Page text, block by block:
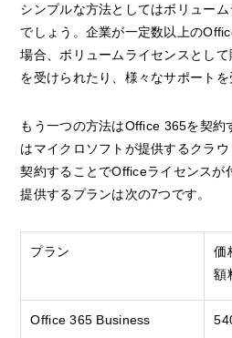
シンプルな方法としてはボリュー
でしょう。企業が一定数以上の
場合、ボリュームライセンスとし
を受けられたり、様々なサポートを
もう一つの方法はOffice 365を契
はマイクロソフトが提供するクラウ
契約することでOfficeライセンスが
提供するプランは次の7つです。
プラン
価
額
Office 365 Business